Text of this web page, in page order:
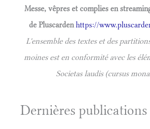
Messe, vêpres et complies en
de Pluscardenhttps://
L'ensemble des textes et des
moines est en conformité avec les
Societas laudis (cursus
Dernières publications